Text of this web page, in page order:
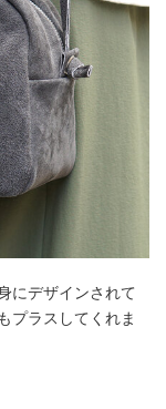
にデザインされて
プラスしてくれま